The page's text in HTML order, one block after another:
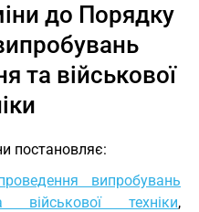
до Порядку
та військової
постановляє:
випробувань
техніки,